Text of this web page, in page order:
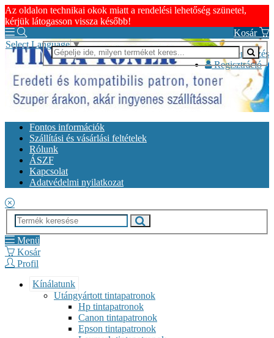
Az oldalon technikai okok miatt a rendelési lehetőség szünetel,
kérjük látogasson vissza később!
Kosár
Bejelentkezés
Regisztráció
Select Language▼
Fontos információk
Szállítási és vásárlási feltételek
Rólunk
ÁSZF
Kapcsolat
Adatvédelmi nyilatkozat
Menü
Kosár
Profil
Kínálatunk
Utángyártott tintapatronok
Hp tintapatronok
Canon tintapatronok
Epson tintapatronok